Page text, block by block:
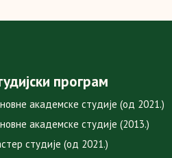
програм
академске студије (од 2021.)
академске студије (2013.)
студије (од 2021.)